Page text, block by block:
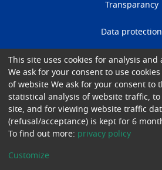
© 2026 University Hospital
Transparancy
Data protection
Cookies
Gender
This site uses cookies for analysis
We ask for your consent to use
of website We ask for your consent to
statistical analysis of website traffic,
site, and for viewing website traffic
(refusal/acceptance) is kept for 6
To find out more: privacy policy
Customize